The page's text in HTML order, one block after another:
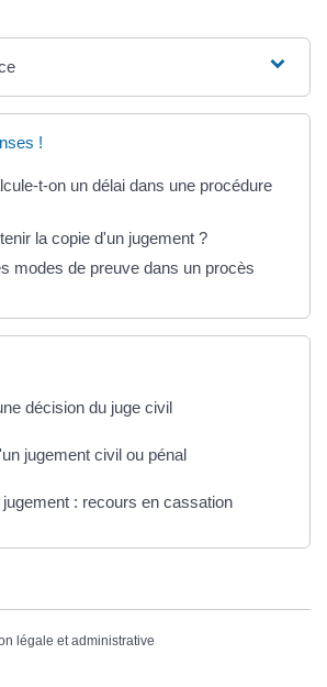
!
t-on un délai dans une procédure
la copie d'un jugement ?
modes de preuve dans un procès
décision du juge civil
jugement civil ou pénal
: recours en cassation
légale et administrative